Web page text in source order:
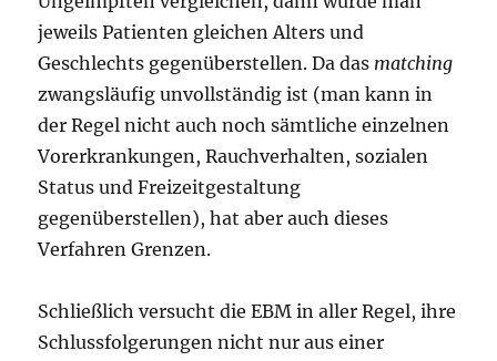
jeweils Patienten gleichen Alters und
Geschlechts gegenüberstellen. Da das matching
zwangsläufig unvollständig ist (man kann in
der Regel nicht auch noch sämtliche einzelnen
Vorerkrankungen, Rauchverhalten, sozialen
Status und Freizeitgestaltung
gegenüberstellen), hat aber auch dieses
Verfahren Grenzen.
Schließlich versucht die EBM in aller Regel, ihre
Schlussfolgerungen nicht nur aus einer